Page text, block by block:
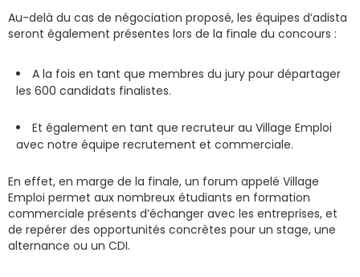
Au-delà du cas de négociation proposé, les équipes d’adista
seront également présentes lors de la finale du concours :
A la fois en tant que membres du jury pour départager
les 600 candidats finalistes.
Et également en tant que recruteur au Village Emploi
avec notre équipe recrutement et commerciale.
En effet, en marge de la finale, un forum appelé Village
Emploi permet aux nombreux étudiants en formation
commerciale présents d’échanger avec les entreprises, et
de repérer des opportunités concrètes pour un stage, une
alternance ou un CDI.